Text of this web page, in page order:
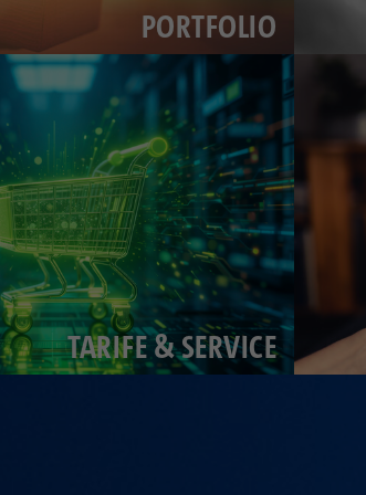
PORTFOLIO
TARIFE & SERVICE
1 Jahr
Cookie von AT INTERNET zur Steuerung der
erweiterten Script- und Ereignisbehandlung